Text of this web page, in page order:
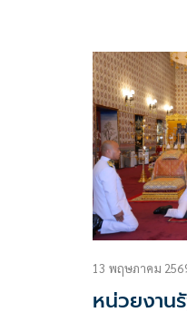
13 พฤษภาคม
หน่วยงาน